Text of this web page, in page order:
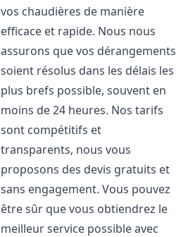
vos chaudières de manière
efficace et rapide. Nous nous
assurons que vos dérangements
soient résolus dans les délais les
plus brefs possible, souvent en
moins de 24 heures. Nos tarifs
sont compétitifs et
transparents, nous vous
proposons des devis gratuits et
sans engagement. Vous pouvez
être sûr que vous obtiendrez le
meilleur service possible avec